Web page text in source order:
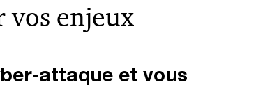
vos enjeux
attaque et vous